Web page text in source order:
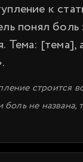
к
понял боль
Тема: [тема],
строится
боль не названа,